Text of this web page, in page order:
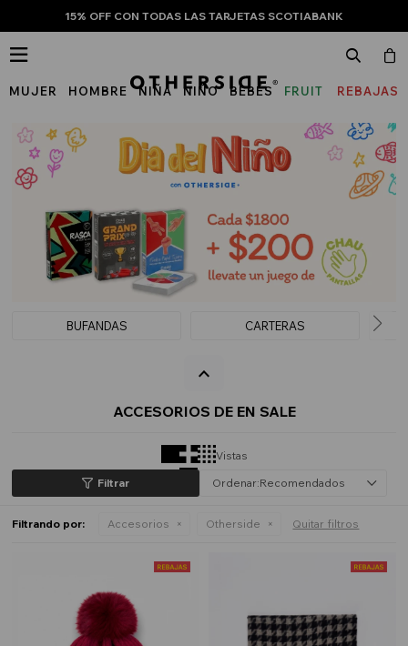
15% OFF CON TODAS LAS TARJETAS SCOTIABANK
MUJER HOMBRE NIÑA NIÑO BEBÉS
FRUIT
THE
LOOM
REBAJAS

BUFANDAS CARTERAS
ACCESORIOS DE EN SALE
Vistas
Recomendados
Filtrando por: Accesorios Otherside Quitar filtros